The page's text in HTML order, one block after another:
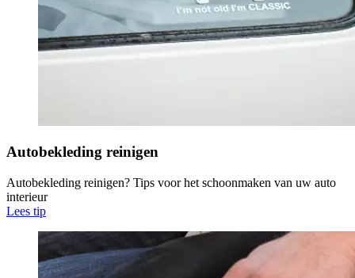
Autobekleding reinigen
Autobekleding reinigen? Tips voor het schoonmaken van uw auto
interieur
Lees tip